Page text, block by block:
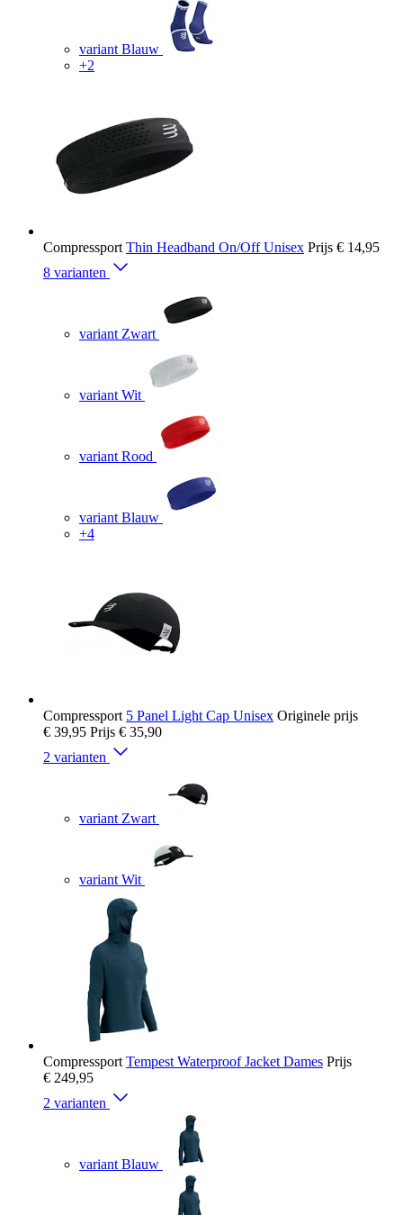
variant Blauw
+2
Compressport Thin Headband On/Off Unisex Prijs € 14,95
8 varianten
variant Zwart
variant Wit
variant Rood
variant Blauw
+4
Compressport 5 Panel Light Cap Unisex Originele prijs
€ 39,95 Prijs € 35,90
2 varianten
variant Zwart
variant Wit
Compressport Tempest Waterproof Jacket Dames Prijs
€ 249,95
2 varianten
variant Blauw